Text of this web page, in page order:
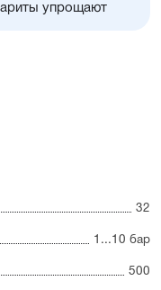
упрощают
алюминия,
препятствующим
32
1...10 бар
500